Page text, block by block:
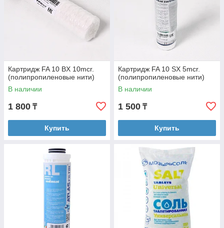
Картридж FA 10 BX 10mcr.
(полипропиленовые нити)
В наличии
1 800 ₸
Купить
Картридж FA 10 SX 5mcr.
(полипропиленовые нити)
В наличии
1 500 ₸
Купить